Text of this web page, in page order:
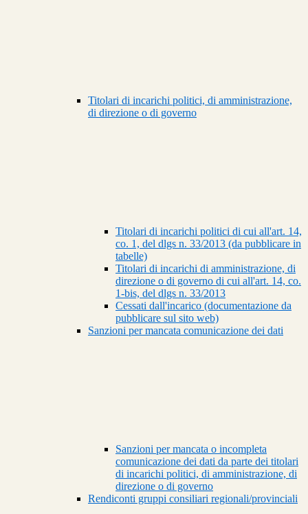
Titolari di incarichi politici, di amministrazione,
di direzione o di governo
Titolari di incarichi politici di cui all'art. 14,
co. 1, del dlgs n. 33/2013 (da pubblicare in
tabelle)
Titolari di incarichi di amministrazione, di
direzione o di governo di cui all'art. 14, co.
1-bis, del dlgs n. 33/2013
Cessati dall'incarico (documentazione da
pubblicare sul sito web)
Sanzioni per mancata comunicazione dei dati
Sanzioni per mancata o incompleta
comunicazione dei dati da parte dei titolari
di incarichi politici, di amministrazione, di
direzione o di governo
Rendiconti gruppi consiliari regionali/provinciali